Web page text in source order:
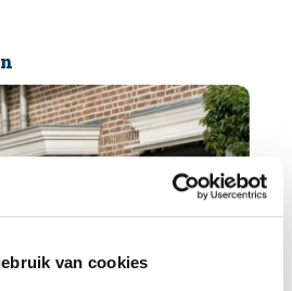
van cookies